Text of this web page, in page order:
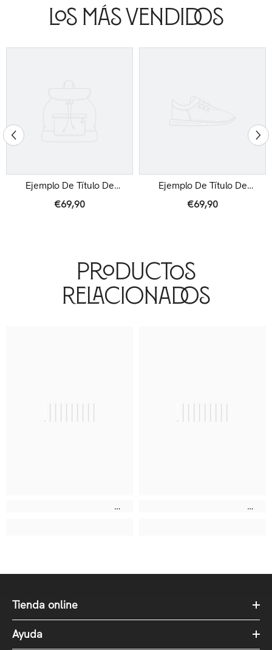
Los Más Vendidos
Ejemplo De Título De
Producto
€69,90
Ejemplo De Título De
Producto
€69,90
Productos
Relacionados
|||||||||| ||||||||||
Tienda online
Ayuda